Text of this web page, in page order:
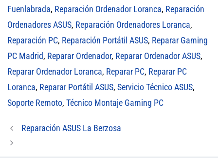
Fuenlabrada, Reparación Ordenador Loranca, Reparación
Ordenadores ASUS, Reparación Ordenadores Loranca,
Reparación PC, Reparación Portátil ASUS, Reparar Gaming
PC Madrid, Reparar Ordenador, Reparar Ordenador ASUS,
Reparar Ordenador Loranca, Reparar PC, Reparar PC
Loranca, Reparar Portátil ASUS, Servicio Técnico ASUS,
Soporte Remoto, Técnico Montaje Gaming PC
Reparación ASUS La Berzosa